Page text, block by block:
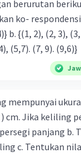
1
( 1) Balas
berurutan
satu? a.
(8,7)} d. {(3.4), (5,7). (7, 9). (9,6)}
mempunyai
) cm. Jika keliling
panjang b.
c. Tentukan